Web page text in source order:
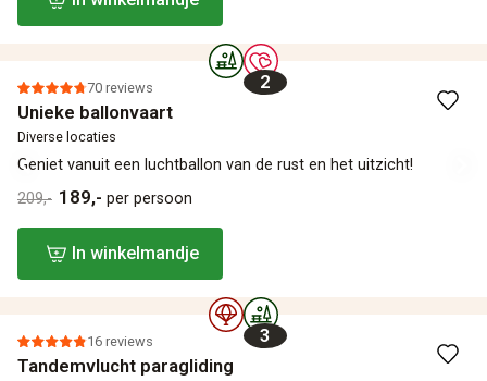
2
70 reviews
Unieke ballonvaart
Diverse locaties
Geniet vanuit een luchtballon van de rust en het uitzicht!
209,- 189,- per persoon
In winkelmandje
3
16 reviews
Tandemvlucht paragliding